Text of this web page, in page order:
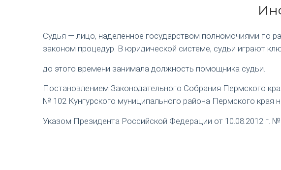
Судья — лицо, наделенное государством полномочиями по
законом процедур. В юридической системе, судьи играют
до этого времени занимала должность помощника судьи.
Постановлением Законодательного Собрания Пермского
№ 102 Кунгурского муниципального района Пермского края
Указом Президента Российской Федерации от 10.08.2012 г.